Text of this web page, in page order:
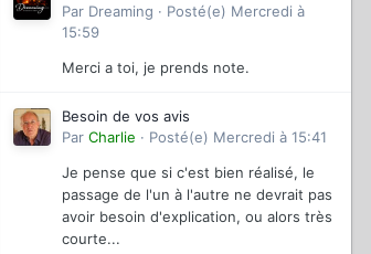
Par Dreaming · Posté(e) Mercredi à
15:59
Merci a toi, je prends note.
Besoin de vos avis
Par Charlie · Posté(e) Mercredi à 15:41
Je pense que si c'est bien réalisé, le
passage de l'un à l'autre ne devrait pas
avoir besoin d'explication, ou alors très
courte...